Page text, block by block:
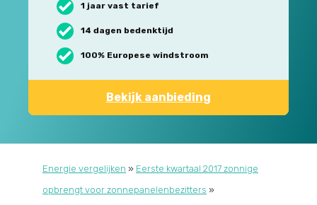
1 jaar vast tarief
14 dagen bedenktijd
100% Europese windstroom
Bekijk aanbieding
Energie vergelijken » Eerste kwartaal 2017 zonnige
opbrengt voor zonnepanelenbezitters »